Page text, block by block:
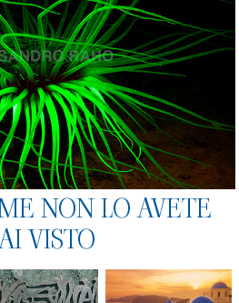
NON LO AVETE
VISTO